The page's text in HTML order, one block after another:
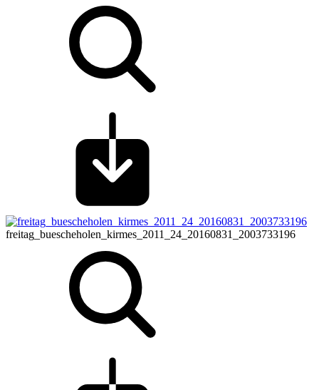
freitag_buescheholen_kirmes_2011_24_20160831_2003733196